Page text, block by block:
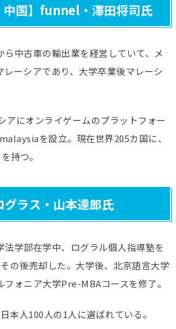
中国】funnel・澤田将司氏
中古車の輸出業を経営していて、メ
レーシアであり、大学卒業後マレーシ
アにオンライゲームのプラットフォー
を設立。現在世界205カ国に、
持つ。
グラス・山本達郎氏
法学部在学中、ログラル個人指導塾を
の後売却した。大学後、北京語言大学
ォニア大学Pre-MBAコースを修了。
本人100人の1人に選ばれている。